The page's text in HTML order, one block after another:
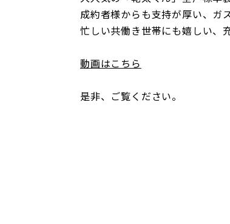
成約者様からも支持が厚い、ガ
忙しい共働き世帯にも嬉しい、
動画はこちら
是非、ご覧ください。